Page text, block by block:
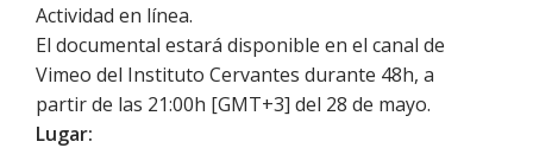
Actividad en línea.
El documental estará disponible en el canal de
Vimeo del Instituto Cervantes durante 48h, a
partir de las 21:00h [GMT+3] del 28 de mayo.
Lugar: